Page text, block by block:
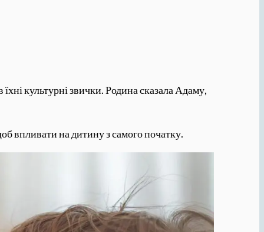
культурні звички. Родина сказала Адаму,
впливати на дитину з самого початку.